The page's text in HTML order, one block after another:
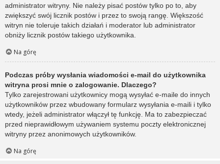
administrator witryny. Nie należy pisać postów tylko po to, aby
zwiększyć swój licznik postów i przez to swoją rangę. Większość
witryn nie toleruje takich działań i moderator lub administrator
obniży licznik postów takiego użytkownika.
Na górę
Podczas próby wysłania wiadomości e-mail do użytkownika
witryna prosi mnie o zalogowanie. Dlaczego?
Tylko zarejestrowani użytkownicy mogą wysyłać e-maile do innych
użytkowników przez wbudowany formularz wysyłania e-maili i tylko
wtedy, jeżeli administrator włączył tę funkcję. Ma to zabezpieczać
przed nieprawidłowym używaniem systemu poczty elektronicznej
witryny przez anonimowych użytkowników.
Na górę